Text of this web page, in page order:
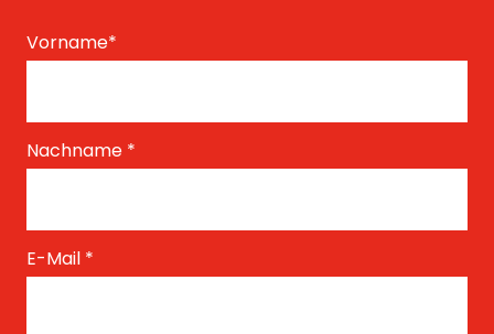
Vorname*
Nachname *
E-Mail *